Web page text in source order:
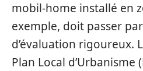
mobil-home installé en
exemple, doit passer
d’évaluation rigoureux.
Plan Local d’Urbanisme